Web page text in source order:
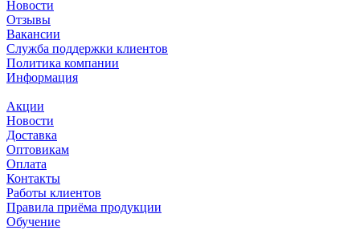
Новости
Отзывы
Вакансии
Служба поддержки клиентов
Политика компании
Информация
Акции
Новости
Доставка
Оптовикам
Оплата
Контакты
Работы клиентов
Правила приёма продукции
Обучение